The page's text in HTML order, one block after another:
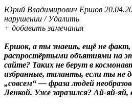
Юрий Владимирович Ершов
нарушении / Удалить
+ добавить замечания
Ершок, а ты знаешь, ещё не
распростёртыми объятиями на
сайте? Таких не берут в
избранные, таланты, если ты не
„совсем“ — фраза людей
Ленкой. Уже заразился? Ай-яй-яй,